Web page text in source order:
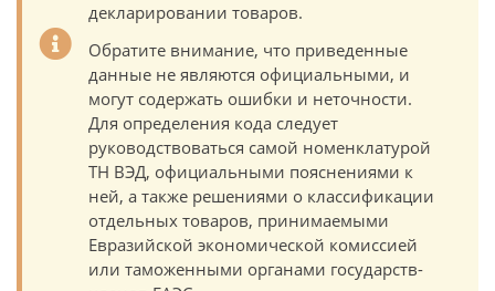
декларировании товаров.
Обратите внимание, что приведенные
данные не являются официальными, и
могут содержать ошибки и неточности.
Для определения кода следует
руководствоваться самой номенклатурой
ТН ВЭД, официальными пояснениями к
ней, а также решениями о классификации
отдельных товаров, принимаемыми
Евразийской экономической комиссией
или таможенными органами государств-